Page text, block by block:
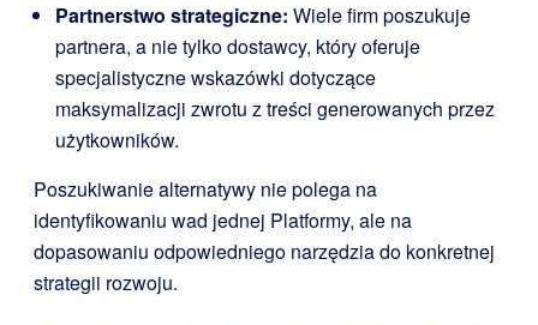
Partnerstwo strategiczne: Wiele firm poszukuje
partnera, a nie tylko dostawcy, który oferuje
specjalistyczne wskazówki dotyczące
maksymalizacji zwrotu z treści generowanych przez
użytkowników.
Poszukiwanie alternatywy nie polega na
identyfikowaniu wad jednej Platformy, ale na
dopasowaniu odpowiedniego narzędzia do konkretnej
strategii rozwoju.